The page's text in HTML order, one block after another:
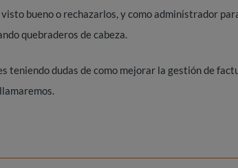
bueno o rechazarlos, y como administrador
quebraderos de cabeza.
teniendo dudas de como mejorar la gestión de